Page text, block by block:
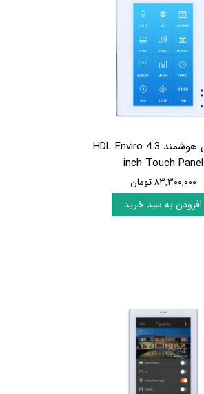
تاچ پنل هوشمند HDL Enviro 4.3
inch Touch Panel
۸۳,۳۰۰,۰۰۰ تومان
افزودن به سبد خرید